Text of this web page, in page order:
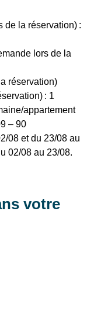
de la réservation) :
lors de la
réservation)
: 1
appartement
– 90
08 et du 23/08 au
02/08 au 23/08.
votre